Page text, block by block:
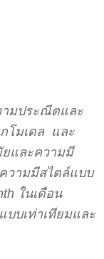
ามประณีตและ
โมเดล และ
ยและความมี
วามมีสไตล์แบบ
ในเดือน
บบเท่าเทียมและ